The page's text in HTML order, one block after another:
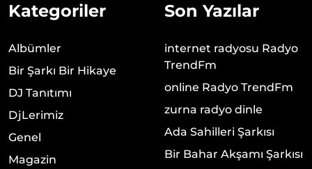
Kategoriler
Albümler
Bir Şarkı Bir Hikaye
DJ Tanıtımı
DjLerimiz
Genel
Magazin
Son Yazılar
internet radyosu Radyo
TrendFm
online Radyo TrendFm
zurna radyo dinle
Ada Sahilleri Şarkısı
Bir Bahar Akşamı Şarkısı